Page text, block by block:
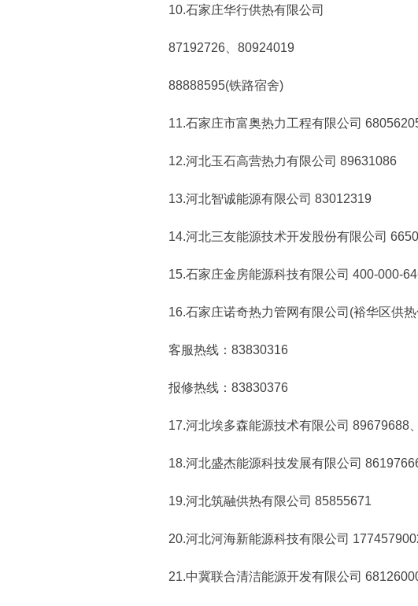
10.石家庄华行供热有限公司
87192726、80924019
88888595(铁路宿舍)
11.石家庄市富奥热力工程有限公司
12.河北玉石高营热力有限公司 89631086
13.河北智诚能源有限公司 83012319
14.河北三友能源技术开发股份有限公司
15.石家庄金房能源科技有限公司 400-000-
16.石家庄诺奇热力管网有限公司(裕华区供热
客服热线：83830316
报修热线：83830376
17.河北埃多森能源技术有限公司 89679688
18.河北盛杰能源科技发展有限公司
19.河北筑融供热有限公司 85855671
20.河北河海新能源科技有限公司
21.中冀联合清洁能源开发有限公司